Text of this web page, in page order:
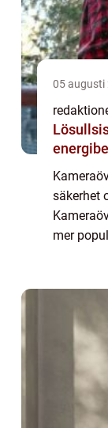
05 augusti
säkerhet
mer